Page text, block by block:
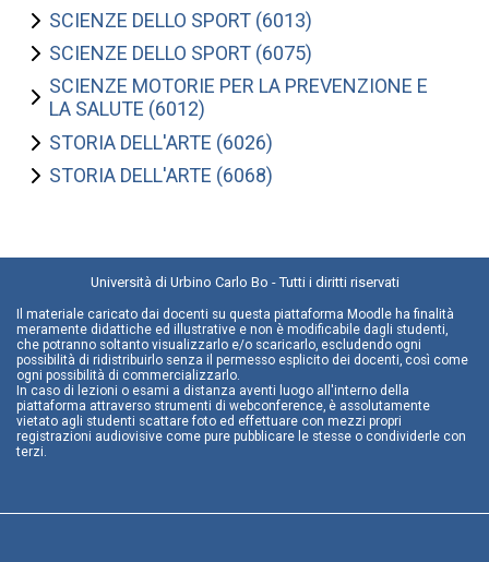
SCIENZE DELLO SPORT (6013)
SCIENZE DELLO SPORT (6075)
SCIENZE MOTORIE PER LA PREVENZIONE E
LA SALUTE (6012)
STORIA DELL'ARTE (6026)
STORIA DELL'ARTE (6068)
Università di Urbino Carlo Bo - Tutti i diritti riservati
Il materiale caricato dai docenti su questa piattaforma Moodle ha finalità
meramente didattiche ed illustrative e non è modificabile dagli studenti,
che potranno soltanto visualizzarlo e/o scaricarlo, escludendo ogni
possibilità di ridistribuirlo senza il permesso esplicito dei docenti, così come
ogni possibilità di commercializzarlo.
In caso di lezioni o esami a distanza aventi luogo all'interno della
piattaforma attraverso strumenti di webconference, è assolutamente
vietato agli studenti scattare foto ed effettuare con mezzi propri
registrazioni audiovisive come pure pubblicare le stesse o condividerle con
terzi.